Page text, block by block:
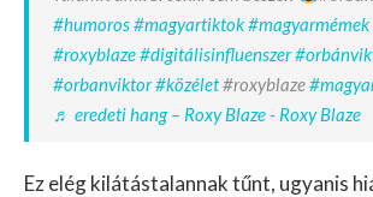
#humoros#magyartiktok#magyarmémek
#roxyblaze#digitálisinfluenszer
#orbanviktor#közélet#roxyblaze
♬ eredeti hang – Roxy Blaze - Roxy Blaze
Ez elég kilátástalannak tűnt, ugyanis